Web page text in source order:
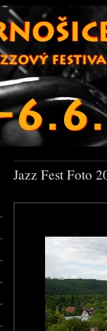
Jazz Fest Foto